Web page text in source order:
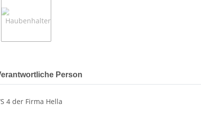
Person
4 der Firma Hella